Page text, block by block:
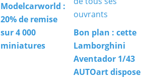
Modelcarworld :
20% de remise
sur 4 000
miniatures
Bon plan : cette
Lamborghini
Aventador 1/43
AUTOart dispose